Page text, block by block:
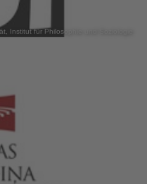
Institut für Philosophie und Soziologie